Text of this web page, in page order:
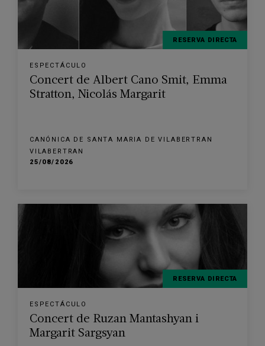
RESERVA DIRECTA
ESPECTÁCULO
Concert de Albert Cano Smit, Emma
Stratton, Nicolás Margarit
CANÓNICA DE SANTA MARIA DE VILABERTRAN
VILABERTRAN
25/08/2026
RESERVA DIRECTA
ESPECTÁCULO
Concert de Ruzan Mantashyan i
Margarit Sargsyan